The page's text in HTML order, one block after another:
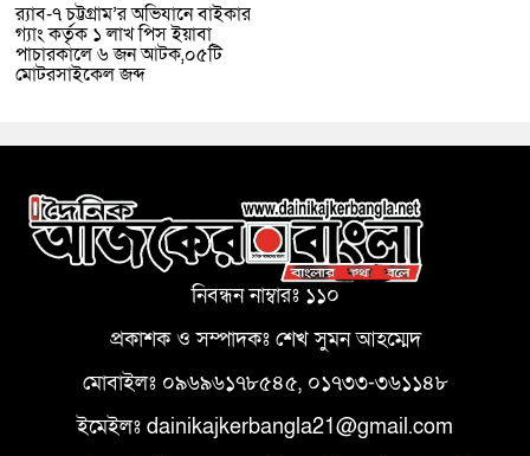
র‌্যাব-৭ চট্টগ্রাম’র অভিযানে বাইকার
গ্যাং কর্তৃক ১ লাখ পিস ইয়াবা
পাচারকালে ৬ জন আটক,০৫টি
মোটরসাইকেল জব্দ
নিবন্ধন নাম্বারঃ ১১০
প্রকাশক ও সম্পাদকঃ শেখ সুমন আহম্মেদ
মোবাইলঃ ০৯৬৯৬১৭৮৫৪৫, ০১৭৩৩-৩৬১১৪৮
ইমেইলঃ dainikajkerbangla21@gmail.com